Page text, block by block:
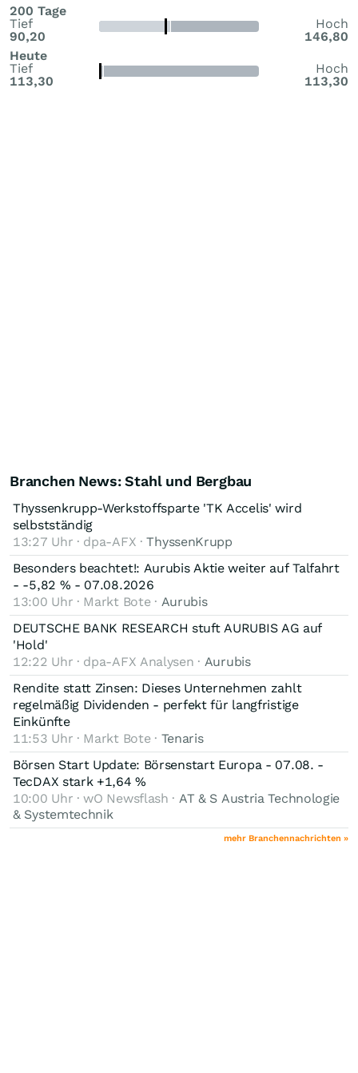
200 Tage
Tief
90,20
Hoch
146,80
Heute
Tief
113,30
Hoch
113,30
Branchen News: Stahl und Bergbau
Thyssenkrupp-Werkstoffsparte 'TK Accelis' wird
selbstständig
13:27 Uhr · dpa-AFX ·ThyssenKrupp
Besonders beachtet!: Aurubis Aktie weiter auf Talfahrt
- -5,82 % - 07.08.2026
13:00 Uhr · Markt Bote · Aurubis
DEUTSCHE BANK RESEARCH stuft AURUBIS AG auf
'Hold'
12:22 Uhr · dpa-AFX Analysen · Aurubis
Rendite statt Zinsen: Dieses Unternehmen zahlt
regelmäßig Dividenden - perfekt für langfristige
Einkünfte
11:53 Uhr · Markt Bote · Tenaris
Börsen Start Update: Börsenstart Europa - 07.08. -
TecDAX stark +1,64 %
10:00 Uhr · wO Newsflash · AT & S Austria Technologie
& Systemtechnik
mehr Branchennachrichten »